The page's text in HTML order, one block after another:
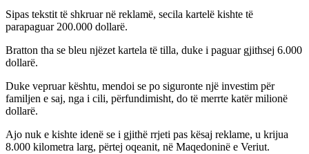
Sipas tekstit të shkruar në reklamë, secila kartelë kishte të
parapaguar 200.000 dollarë.
Bratton tha se bleu njëzet kartela të tilla, duke i paguar gjithsej 6.000
dollarë.
Duke vepruar kështu, mendoi se po siguronte një investim për
familjen e saj, nga i cili, përfundimisht, do të merrte katër milionë
dollarë.
Ajo nuk e kishte idenë se i gjithë rrjeti pas kësaj reklame, u krijua
8.000 kilometra larg, përtej oqeanit, në Maqedoninë e Veriut.